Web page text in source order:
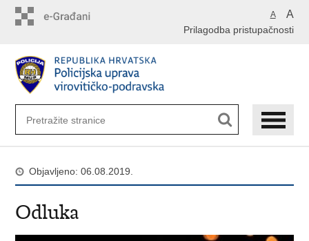
A A
Prilagodba pristupačnosti
Objavljeno: 06.08.2019.
Odluka